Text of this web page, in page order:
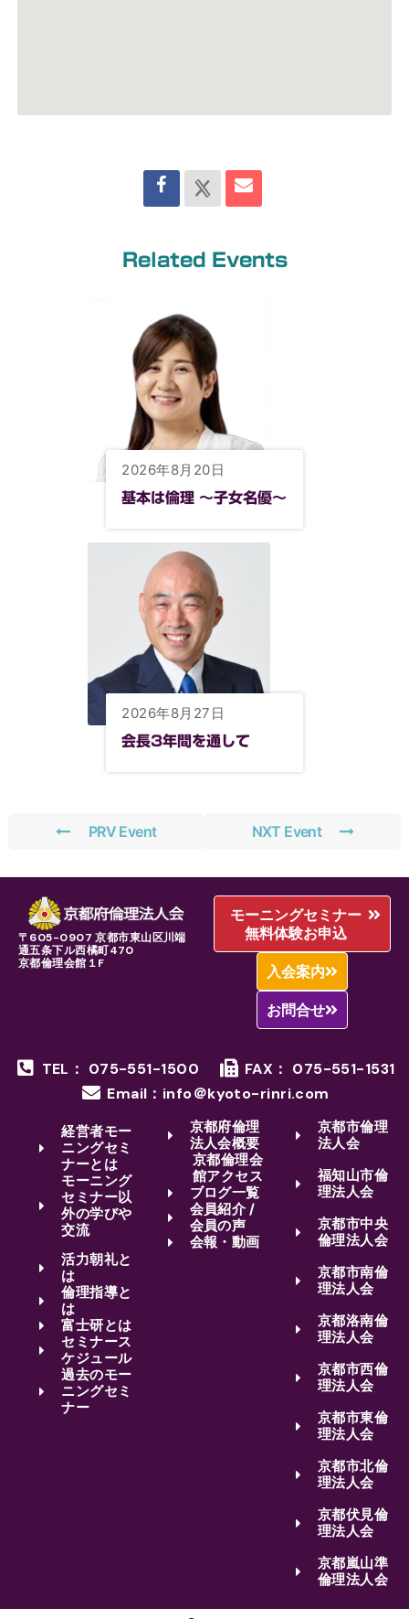
Related Events
2026年8月20日
基本は倫理 ～子女名優～
2026年8月27日
会長3年間を通して
PRV Event NXT Event
〒605-0907 京都市東山区川端
通五条下ル西橘町470
京都倫理会館１F
モーニングセミナー
無料体験お申込
入会案内
お問合せ
TEL： 075-551-1500
FAX： 075-551-1531
Email：info＠kyoto-rinri.com
経営者モー
ニングセミ
ナーとは
モーニング
セミナー以
外の学びや
交流
活力朝礼と
は
倫理指導と
は
富士研とは
セミナース
ケジュール
過去のモー
ニングセミ
ナー
京都府倫理
法人会概要
京都倫理会
館アクセス
ブログ一覧
会員紹介 /
会員の声
会報・動画
京都市倫理
法人会
福知山市倫
理法人会
京都市中央
倫理法人会
京都市南倫
理法人会
京都洛南倫
理法人会
京都市西倫
理法人会
京都市東倫
理法人会
京都市北倫
理法人会
京都伏見倫
理法人会
京都嵐山準
倫理法人会